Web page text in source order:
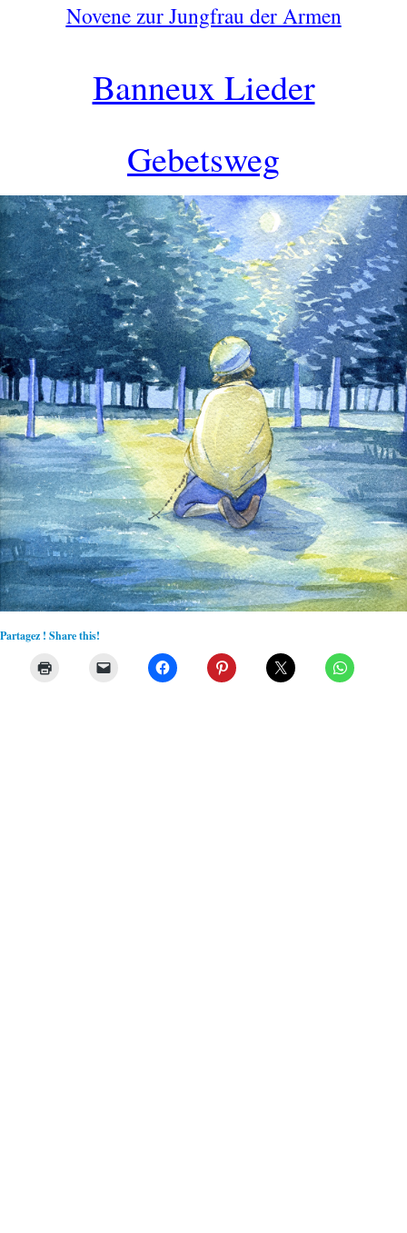
Novene zur Jungfrau der Armen
Banneux Lieder
Gebetsweg
Partagez ! Share this!